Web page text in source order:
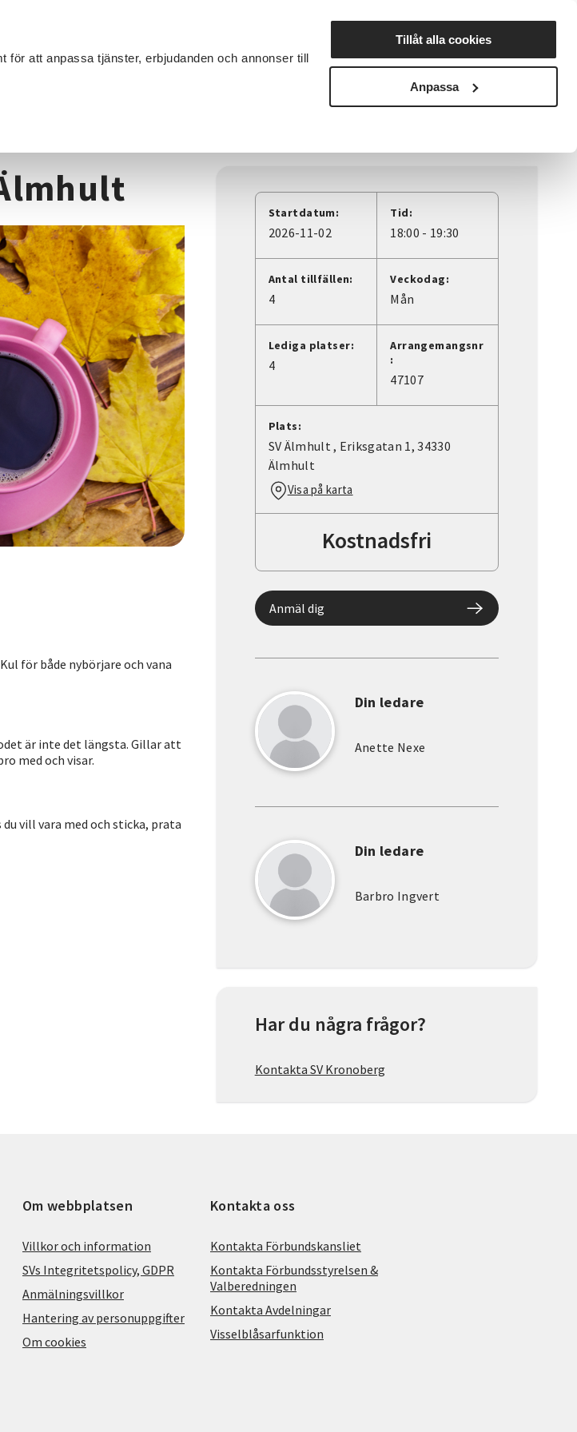
att anpassa tjänster, erbjudanden och annonser till
Tillåt alla cookies
Anpassa
Nyheter Avdelningar
för både nybörjare och vana
är inte det längsta. Gillar att
med och visar.
vill vara med och sticka, prata
Startdatum:
2026-11-02
Tid:
18:00 - 19:30
Antal tillfällen:
4
Veckodag:
Mån
Lediga platser:
4
Arrangemangsnr
:
47107
Plats:
SV Älmhult , Eriksgatan 1, 34330
Älmhult
Visa på karta
Kostnadsfri
Anmäl dig
Din ledare
Anette Nexe
Din ledare
Barbro Ingvert
Har du några frågor?
Kontakta SV Kronoberg
Om webbplatsen
Villkor och information
SVs Integritetspolicy, GDPR
Anmälningsvillkor
Hantering av personuppgifter
Om cookies
Kontakta oss
Kontakta Förbundskansliet
Kontakta Förbundsstyrelsen &
Valberedningen
Kontakta Avdelningar
Visselblåsarfunktion